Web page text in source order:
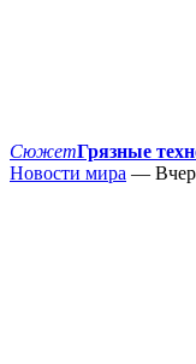
СюжетГрязные
Новости мира —